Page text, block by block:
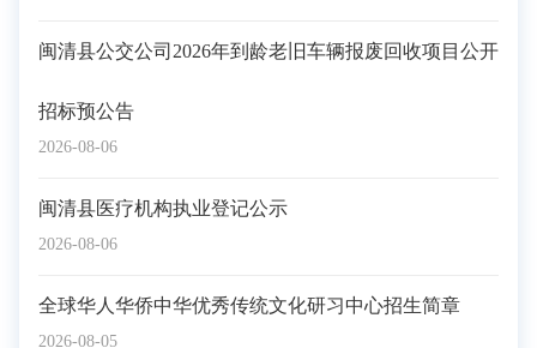
2026-08-06
闽清县公交公司2026年到龄老旧车辆报废回收项目公开
招标预公告
2026-08-06
闽清县医疗机构执业登记公示
2026-08-05
全球华人华侨中华优秀传统文化研习中心招生简章